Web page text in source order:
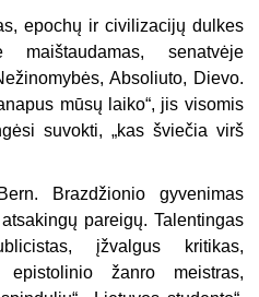
epochų ir civilizacijų dulkes
senatvėje
Absoliuto, Dievo.
mūsų laiko“, jis visomis
suvokti, „kas šviečia virš
Brazdžionio gyvenimas
pareigų. Talentingas
įžvalgus kritikas,
epistolinio žanro meistras,